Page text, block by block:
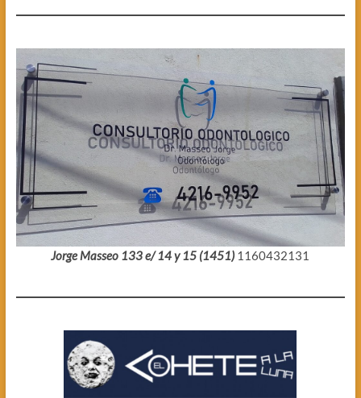
Jorge Masseo 133 e/ 14 y 15 (1451) 1160432131